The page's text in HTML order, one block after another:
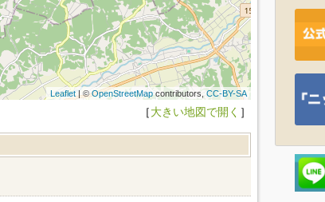
Leaflet| ©OpenStreetMapcontributors, CC-BY-SA
［大きい地図で開く ］